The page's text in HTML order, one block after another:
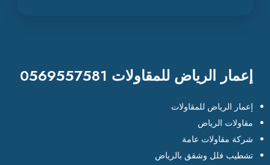
إعمار الرياض للمقاولات 0569557581
إعمار الرياض للمقاولات
مقاولات الرياض
شركة مقاولات عامة
تشطيب فلل وشقق بالرياض